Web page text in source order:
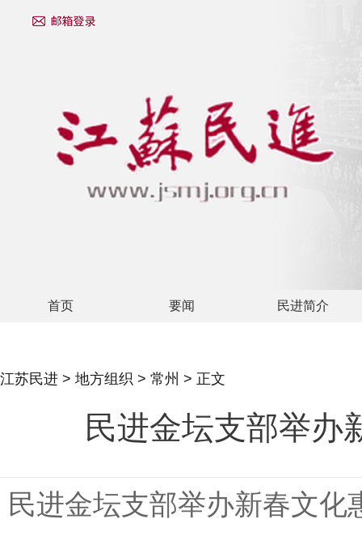
首页 要闻 民进简介
江苏民进 > 地方组织 > 常州 > 正文
民进金坛支部举办
民进金坛支部举办新春文化